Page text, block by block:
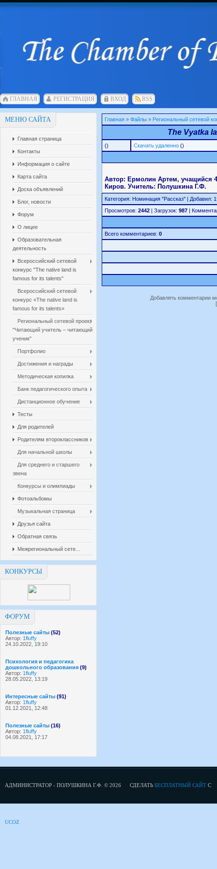
ГЛАВНАЯ РЕГИСТРАЦИЯ ВХОД RSS
МЕНЮ САЙТА
Главная страница
Контакты
Информация о сайте
Карта сайта
Доска объявлений
Блог, новости
Форум
О лицее
Образовательная
деятельность
Всероссийский сетевой
конкурс "The native land is
famous for its talents"
Всероссийский сетевой
конкурс «The native land is
famous for its talents»
Региональный сетевой проект
"Читающий учитель – читающий
ученик"
Портфолио
Достижения и награды
Методическая копилка
Банк педагогического опыта
Дистанционное обучение
Тесты
Для родителей
Родителям второклассников
Для начальной школы
Для среднего и старшего
звена
Конкурсы и олимпиады
Фотоальбомы
Музыкальная страница
Друзья сайта
Обратная связь
Межрегиональный сете...
КОНКУРСЫ
ФОРУМ
Полезные сайты (52)
Автор: 1fluffy
24.10.2022, 19:10
Психология и педагогика
дошкольного образования (9)
Автор: 1fluffy
28.05.2022, 13:19
Интересные сайты (91)
Автор: 1fluffy
01.12.2021, 12:48
Полезные сайты (16)
Автор: 1fluffy
04.08.2021, 17:17
Главная » Файлы » Региональный сетевой
The Vyatka
() Скачать удаленно ()
Автор: Ермолин Артем, учащийся
Киров. Учитель: Полушкина Г.Ф.
Категория: Номинация "Рассказ" | Добавил:
Просмотров: 2442 | Загрузок: 987 |
Всего комментариев: 0
Добавлять комментарии
АДМИНИСТРАТОР - ПОЛУШКИНА Г.Ф. © 2026 СДЕЛАТЬ БЕСПЛАТНЫЙ САЙТ С
UCOZ